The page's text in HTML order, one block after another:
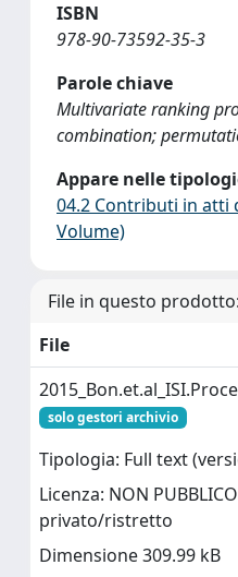
ISBN
978-90-73592-35-3
Parole chiave
Multivariate ranking
combination;
Appare nelle
04.2 Contributi in atti
Volume)
File in questo prodotto:
File
solo gestori archivio
Tipologia: Full text
Licenza: NON
privato/ristretto
Dimensione 309.99 kB